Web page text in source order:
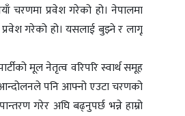
चरणमा प्रवेश गरेको हो। नेपालमा
गरेको हो। यसलाई बुझ्ने र लागू
मूल नेतृत्व वरिपरि स्वार्थ समूह
पनि आफ्नो एउटा चरणको
गरेर अघि बढ्नुपर्छ भन्ने हाम्रो